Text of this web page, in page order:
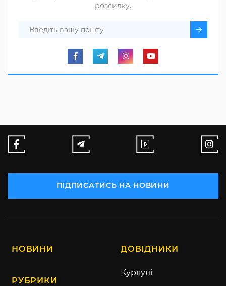
розсилку.
ПІДПИСАТИСЬ НА НОВИНИ
НОВИНИ
РУБРИКИ
ДОВІДНИКИ
Куркулі